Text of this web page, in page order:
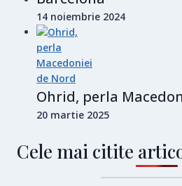
14 noiembrie 2024
Ohrid, perla
20 martie 2025
Cele mai citite